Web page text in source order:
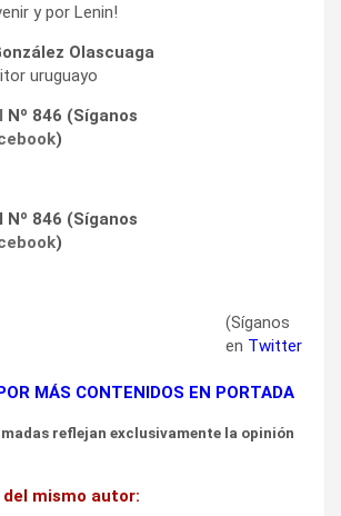
y por Lenin!
Olascuaga
uruguayo
Nº 846 (Síganos
)
Nº 846 (Síganos
)
(Síganos
en Twitter
MÁS CONTENIDOS EN PORTADA
reflejan exclusivamente la opinión
mismo autor: